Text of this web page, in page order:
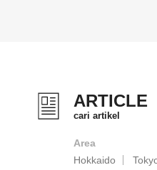
ARTICLE
cari artikel
Area
Hokkaido